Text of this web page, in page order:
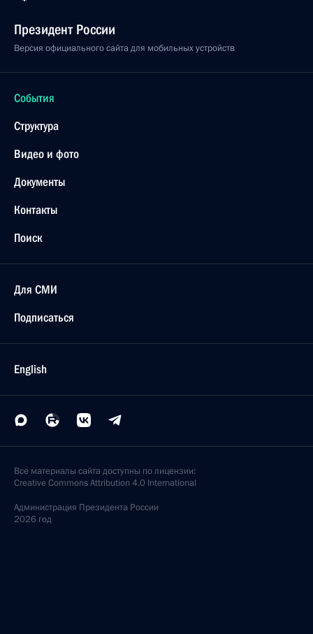
Президент России
Версия официального сайта для мобильных устройств
События
Структура
Видео и фото
Документы
Контакты
Поиск
Для СМИ
Подписаться
English
Все материалы сайта доступны по лицензии:
Creative Commons Attribution 4.0 International
Администрация Президента России
2026 год